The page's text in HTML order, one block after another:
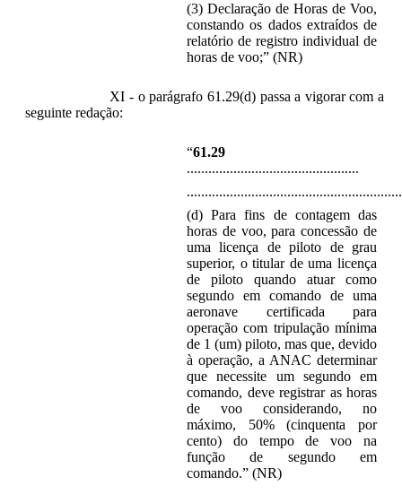
(3) Declaração de Horas de Voo,
constando os dados extraídos de
relatório de registro individual de
horas de voo;” (NR)
XI - o parágrafo 61.29(d) passa a vigorar com a
seguinte redação:
“61.29
................................................
............................................................
(d) Para fins de contagem das
horas de voo, para concessão de
uma licença de piloto de grau
superior, o titular de uma licença
de piloto quando atuar como
segundo em comando de uma
aeronave certificada para
operação com tripulação mínima
de 1 (um) piloto, mas que, devido
à operação, a ANAC determinar
que necessite um segundo em
comando, deve registrar as horas
de voo considerando, no
máximo, 50% (cinquenta por
cento) do tempo de voo na
função de segundo em
comando.” (NR)